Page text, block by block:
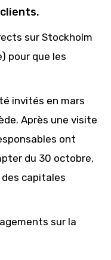
sur Stockholm
pour que les
invités en mars
Après une visite
ont
du 30 octobre,
capitales
sur la